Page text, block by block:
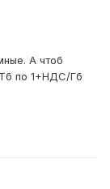
А чтоб
по 1+НДС/Гб